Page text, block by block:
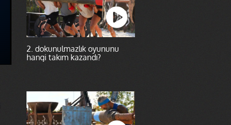
2. dokunulmazlık oyununu
hangi takım kazandı?